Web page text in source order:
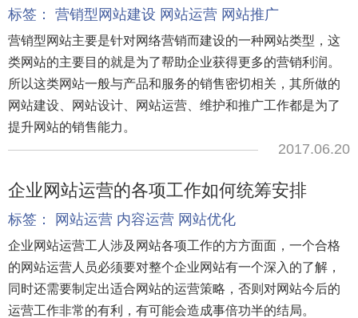
标签： 营销型网站建设 网站运营 网站推广
营销型网站主要是针对网络营销而建设的一种网站类型，这
类网站的主要目的就是为了帮助企业获得更多的营销利润。
所以这类网站一般与产品和服务的销售密切相关，其所做的
网站建设、网站设计、网站运营、维护和推广工作都是为了
提升网站的销售能力。
2017.06.20
企业网站运营的各项工作如何统筹安排
标签： 网站运营 内容运营 网站优化
企业网站运营工人涉及网站各项工作的方方面面，一个合格
的网站运营人员必须要对整个企业网站有一个深入的了解，
同时还需要制定出适合网站的运营策略，否则对网站今后的
运营工作非常的有利，有可能会造成事倍功半的结局。